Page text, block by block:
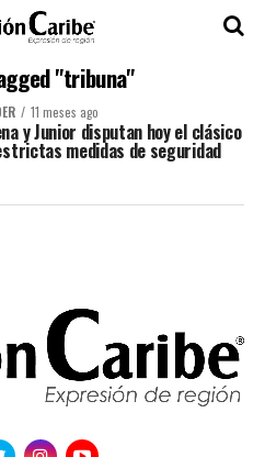
"tribuna"
11 meses ago
y Junior disputan hoy el clásico
medidas de seguridad